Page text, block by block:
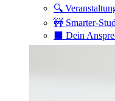
🔍
🚧 Smarter-
⬛️ Dein